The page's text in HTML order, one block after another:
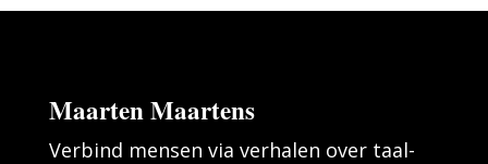
Maarten Maartens
Verbind mensen via verhalen over taal-